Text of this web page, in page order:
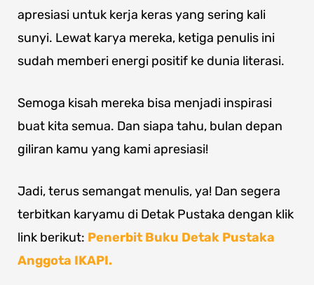
apresiasi untuk kerja keras yang sering kali
sunyi. Lewat karya mereka, ketiga penulis ini
sudah memberi energi positif ke dunia literasi.
Semoga kisah mereka bisa menjadi inspirasi
buat kita semua. Dan siapa tahu, bulan depan
giliran kamu yang kami apresiasi!
Jadi, terus semangat menulis, ya! Dan segera
terbitkan karyamu di Detak Pustaka dengan klik
link berikut: Penerbit Buku Detak Pustaka
Anggota IKAPI.